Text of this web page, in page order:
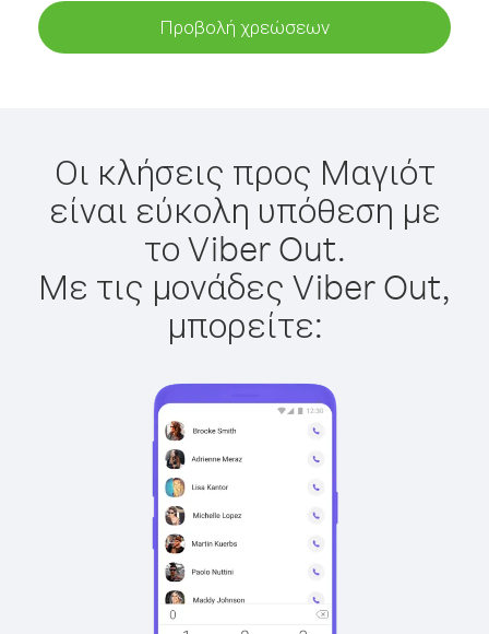
Προβολή χρεώσεων
Οι κλήσεις προς Μαγιότ
είναι εύκολη υπόθεση με
το Viber Out.
Με τις μονάδες Viber Out,
μπορείτε: